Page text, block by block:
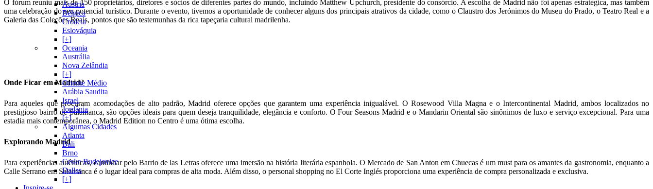
Áustria
Bélgica
Croácia
Eslováquia
[+]
Oceania
Austrália
Nova Zelândia
[+]
Oriente Médio
Arábia Saudita
Israel
Jordânia
[+]
Algumas Cidades
Atlanta
Bali
Brno
Ceske Budejovice
Dallas
[+]
O fórum reuniu mais de 150 proprietários, diretores e sócios de diferentes partes do mundo, incluindo Matthew Upchurch, presidente do consórcio. A escolha de Madrid não foi apenas estratégica, mas também
uma celebração do seu potencial turístico. Durante o evento, tivemos a oportunidade de conhecer alguns dos principais atrativos da cidade, como o Claustro dos Jerónimos do Museu do Prado, o Teatro Real e a
Galeria das Coleções Reais, pontos que são testemunhas da rica tapeçaria cultural madrilenha.
Onde Ficar em Madrid?
Para aqueles que procuram acomodações de alto padrão, Madrid oferece opções que garantem uma experiência inigualável. O Rosewood Villa Magna e o Intercontinental Madrid, ambos localizados no
prestigioso bairro de Salamanca, são opções ideais para quem deseja tranquilidade, elegância e conforto. O Four Seasons Madrid e o Mandarin Oriental são sinônimos de luxo e serviço excepcional. Para uma
estadia mais contemporânea, o Madrid Edition no Centro é uma ótima escolha.
Explorando Madrid
Para experiências autênticas, caminhar pelo Barrio de las Letras oferece uma imersão na história literária espanhola. O Mercado de San Anton em Chuecas é um must para os amantes da gastronomia, enquanto a
Calle Serrano em Salamanca é o lugar ideal para compras de alta moda. Além disso, o personal shopping no El Corte Inglés proporciona uma experiência de compra personalizada e exclusiva.